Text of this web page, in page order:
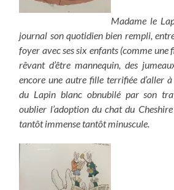
Madame le
journal son quotidien bien rempli,
foyer avec ses six enfants (comme une
rêvant d’être mannequin, des
encore une autre fille terrifiée d’aller à
du Lapin blanc obnubilé par son
oublier l’adoption du chat du Cheshire
tantôt immense tantôt minuscule.